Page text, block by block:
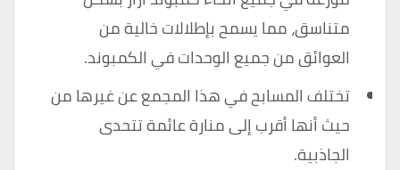
متناسق، مما يسمح بإطلالات خالية من
العوائق من جميع الوحدات في الكمبوند.
تختلف المسابح في هذا المجمع عن غيرها من
حيث أنها أقرب إلى منارة عائمة تتحدى
الجاذبية.